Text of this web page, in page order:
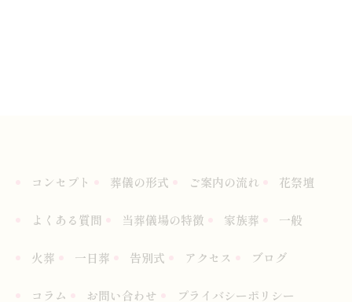
コンセプト 葬儀の形式 ご案内の流れ 花祭壇
よくある質問 当葬儀場の特徴 家族葬 一般
火葬 一日葬 告別式 アクセス ブログ
コラム お問い合わせ プライバシーポリシー